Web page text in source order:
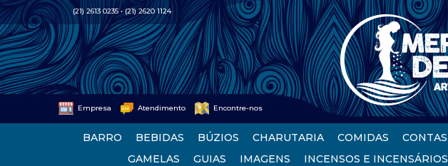
(21) 2613 0235 • (21) 2620 1124
Empresa Atendimento Encontre-nos
BARRO BEBIDAS BÚZIOS CHARUTARIA COMIDAS CONTAS
GAMELAS
GUIAS IMAGENS INCENSOS E INCENSÁRIOS